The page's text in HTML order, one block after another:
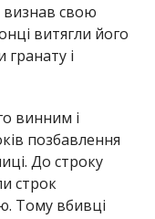
визнав свою
витягли його
гранату і
винним і
позбавлення
До строку
строк
Тому вбивці